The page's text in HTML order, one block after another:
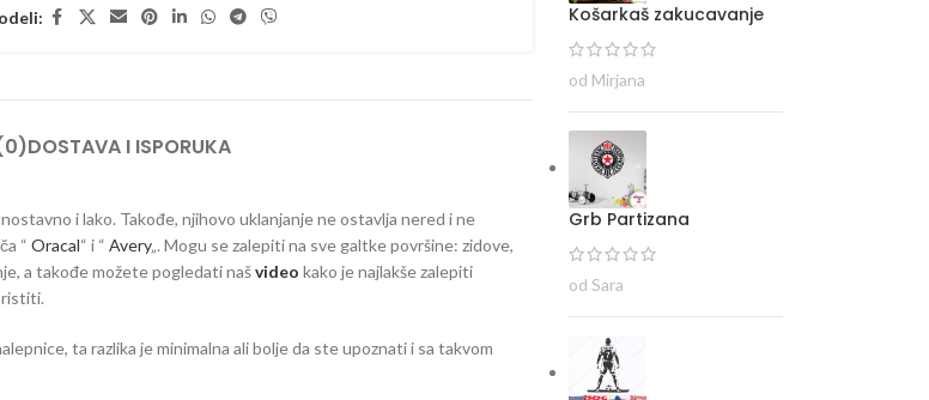
DOSTAVA I ISPORUKA
i lako. Takođe, njihovo uklanjanje ne ostavlja nered i ne
“ Oracal“ i “ Avery„. Mogu se zalepiti na sve galtke površine: zidove,
a takođe možete pogledati našvideo kako je najlakše zalepiti
ta razlika je minimalna ali bolje da ste upoznati i sa takvom
Košarkaš zakucavanje
od Mirjana
Grb Partizana
od Sara